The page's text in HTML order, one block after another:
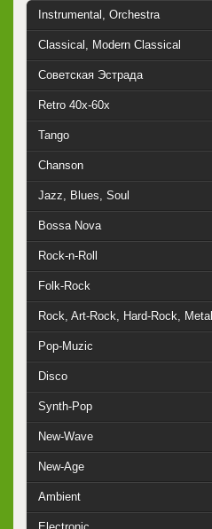
Instrumental, Orchestra
Classical, Modern Classical
Советская Эстрада
Retro 40x-60x
Tango
Chanson
Jazz, Blues, Soul
Bossa Nova
Rock-n-Roll
Folk-Rock
Rock, Art-Rock, Hard-Rock, Metal
Pop-Muzic
Disco
Synth-Pop
New-Wave
New-Age
Ambient